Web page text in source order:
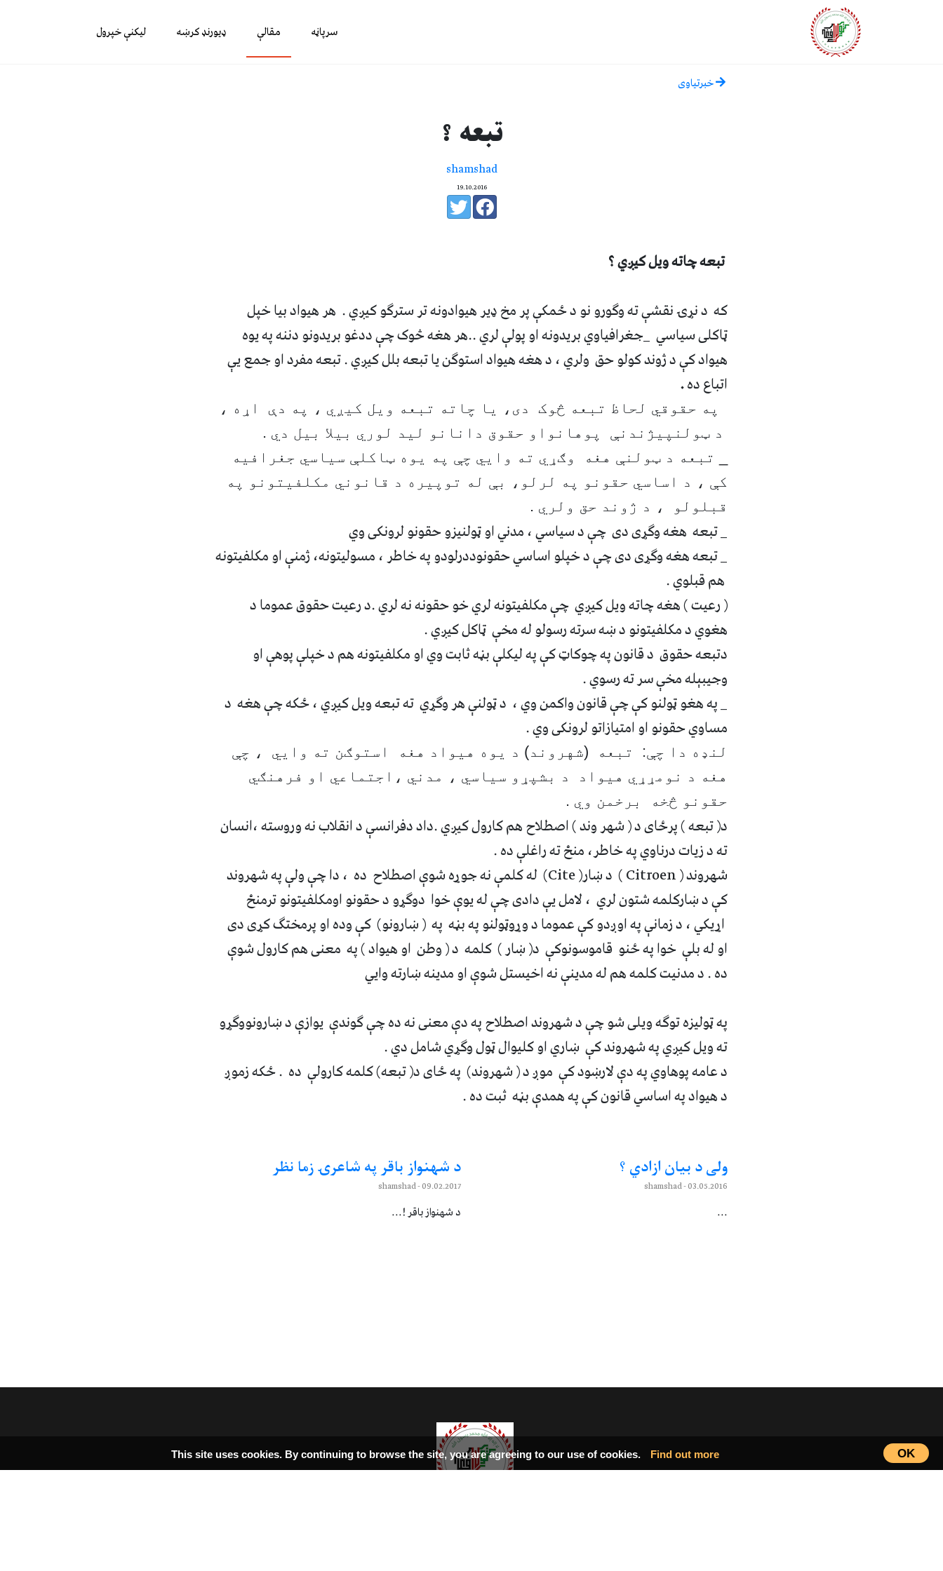
سرپاڼه مقالې ډیورنډ کرښه لیکنې خپرول
خبرتياوی
تبعه ؟
shamshad
19.10.2016
تبعهچاته ويل کيږي ؟
که د نړۍ نقشې ته وګورونو د ځمکې پر مخ ډير هيوادونه تر سترګو کيږي . هر هيواد بيا خپل
ټاکلی سياسي _جغرافياوي بريدونه او پولې لري ..هر هغه څوک چې ددغو بريدونو دننه په يوه
هيواد کې د ژوند کولو حق ولري ، د هغه هيواد استوګن يا تبعه بلل کيږي .تبعه مفرد او جمع يې
اتباع ده.
په حقوقي لحاظ تبعه څوک دی، يا چاته تبعه ويل کيږي ، په دې اړه ،
د ټولنپيژندنې پوهانواو حقوق دانانو ليد لوري بيلا بيل دي .
_ تبعه د ټولنې هغه وګړي ته وايي چې په يوه ټاکلې سياسي جغرافيه
کې ، د اساسي حقونو په لرلو، بې له توپيره د قانوني مکلفيتونو په
قبلولو ، د ژوند حق ولري .
_ تبعه هغه وګړی دی چې د سياسي ، مدني اوټولنيزو حقونو لرونکی وي
_ تبعه هغه وګړی دی چې د خپلو اساسي حقونوددرلودو په خاطر ، مسوليتونه، ژمنې او مکلفيتونه
همقبلوي .
(رعيت)هغه چاته ويل کيږي چې مکلفيتونه لري خو حقونهنه لري .د رعيت حقوق عموما د
هغوي د مکلفيتونو د ښه سرته رسولو له مخې ټاکل کيږي .
دتبعه حقوق د قانون په چوکاټ کېپه ليکلې بڼهثابت وي او مکلفيتونههمد خپلې پوهېاو
وجيبېله مخې سر ته رسوي .
_په هغو ټولنو کې چې قانون واکمن وي ، د ټولنې هر وګړي ته تبعه ويل کيږي ، ځکه چې هغه د
مساوي حقونو او امتيازاتو لرونکی وي .
لنډه دا چې: تبعه (شهروند) د يوه هيواد هغه استوګن ته وايي ، چې
هغه د نومړړي هيواد د بشپړو سياسي ، مدني ،اجتماعي او فرهنګي
حقونو څخه برخمن وي .
د( تبعه ) پرځای د ( شهر وند ) اصطلاحهم کارول کيږي .داددفرانسې د انقلاب نه وروسته،انسان
ته د زيات درناوي په خاطر،منځ ته راغلې ده .
شهروند(
Citroen
) دښار(
Cite) له کلمې نه جوړه شوې اصطلاح ده ،دا چې ولې په شهروند
کې د ښارکلمه شتون لري ، لامل يې دادی چې له يوې خوا دوګړو د حقونو اومکلفيتونو ترمنځ
اړيکي،د زمانې په اوږدو کې عموما د وړوټولنو په بڼه په ( ښارونو) کې وده او پرمختګ کړی دی
او له بلې خوا په ځنو قاموسونوکې د( ښار ) کلمه د ( وطن او هيواد ) په معنی هم کارول شوې
ده .د مدنيت کلمه هم له مدينې نه اخيستل شوې او مدينه ښارته وايي
په ټوليزه توګه ويلی شو چې دشهروند اصطلاح په دې معنی نه ده چې ګوندې يوازې د ښارونووګړو
تهويل کيږيپه شهروند کې ښاري او کليوال ټول وګړي شاملدي.
د عامه پوهاوي په دې لارښود کې موږ د ( شهروند) په ځای د( تبعه) کلمه کارولې ده .ځکه زموږ
د هيواد په اساسي قانون کې په همدې بڼه ثبت ده .
ولى د بيان ازادي ؟
03.05.2016
- shamshad
...
د شهنواز باقر په شاعرۍ زما نظر
09.02.2017
- shamshad
د شهنواز باقر !...
OK
This site uses cookies. By continuing to browse the site, you are agreeing to our use of cookies. Find out more